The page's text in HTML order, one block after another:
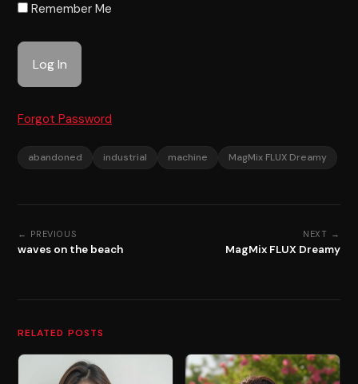
Remember Me
Forgot Password
abandoned industrial machine MagMix FLUX Dreamy
← PREVIOUS
waves on the beach
NEXT →
MagMix FLUX Dreamy
RELATED POSTS